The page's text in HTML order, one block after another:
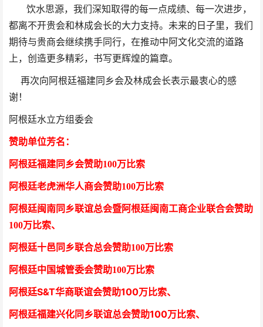
饮水思源，我们深知取得的每一点成绩、每一次进步，
都离不开贵会和林成会长的大力支持。未来的日子里，我们
期待与贵商会继续携手同行，在推动中阿文化交流的道路
上，创造更多精彩，书写更辉煌的篇章。
再次向阿根廷福建同乡会及林成会长表示最衷心的感
谢！
阿根廷水立方组委会
赞助单位芳名：
阿根廷福建同乡会赞助100万比索
阿根廷老虎洲华人商会赞助100万比索
阿根廷闽南同乡联谊总会暨阿根廷闽南工商企业联合会赞助
100万比索、
阿根廷十邑同乡联合总会赞助100万比索
阿根廷中国城管委会赞助100万比索
阿根廷S&T华商联谊会赞助100万比索、
阿根廷福建兴化同乡联谊总会赞助100万比索、